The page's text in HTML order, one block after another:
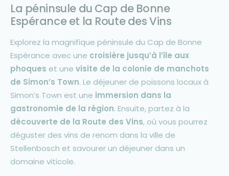
La péninsule du Cap de Bonne
Espérance et la Route des Vins
Explorez la magnifique péninsule du Cap de Bonne
Espérance avec une croisière jusqu’à l’île aux
phoques et une visite de la colonie de manchots
de Simon’s Town. Le déjeuner de poissons locaux à
Simon’s Town est une immersion dans la
gastronomie de la région. Ensuite, partez à la
découverte de la Route des Vins, où vous pourrez
déguster des vins de renom dans la ville de
Stellenbosch et savourer un déjeuner dans un
domaine viticole.